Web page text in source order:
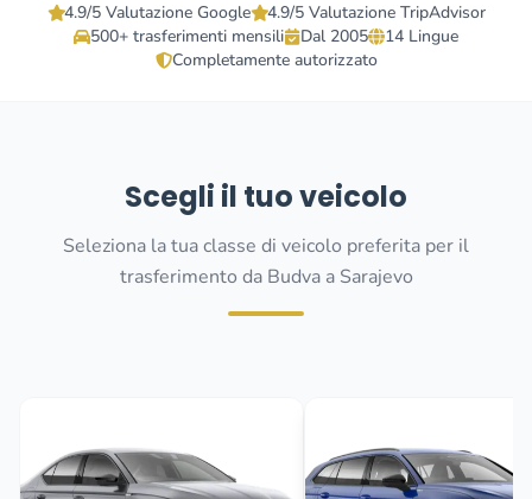
4.9/5 Valutazione Google
4.9/5 Valutazione TripAdvisor
500+ trasferimenti mensili
Dal 2005
14 Lingue
Completamente autorizzato
Scegli il tuo veicolo
Seleziona la tua classe di veicolo preferita per il
trasferimento da Budva a Sarajevo